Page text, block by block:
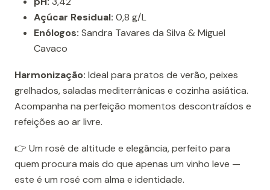
Açúcar Residual: 0,8 g/L
Enólogos: Sandra Tavares da Silva & Miguel
Cavaco
Harmonização: Ideal para pratos de verão, peixes
grelhados, saladas mediterrânicas e cozinha asiática.
Acompanha na perfeição momentos descontraídos e
refeições ao ar livre.
👉 Um rosé de altitude e elegância, perfeito para
quem procura mais do que apenas um vinho leve —
este é um rosé com alma e identidade.